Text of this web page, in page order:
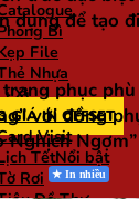
Bì
File
Nhựa
Xì
GIÁ IN OFFSET
Visit
Tết
Rơi
dụng để tạo
phục
với đồng
Nghịch